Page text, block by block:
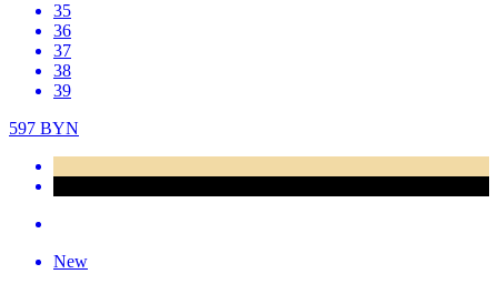
35
36
37
38
39
597 BYN
New